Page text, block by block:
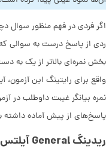
اگر فردی در فهم منظور سوال
ردی از پاسخ درست به سوالی
بخش نمره‌ای بالاتر از یک به
واقع برای رایتینگ این
نمره بیانگر غیبت داوطلب در
پاسخ‌های از پیش آماده داشته
ریدینگ General آیلتس